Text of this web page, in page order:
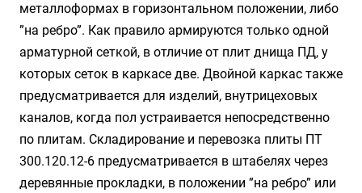
металлоформах в горизонтальном положении, либо
”на ребро”. Как правило армируются только одной
арматурной сеткой, в отличие от плит днища ПД, у
которых сеток в каркасе две. Двойной каркас также
предусматривается для изделий, внутрицеховых
каналов, когда пол устраивается непосредственно
по плитам. Складирование и перевозка плиты ПТ
300.120.12-6 предусматривается в штабелях через
деревянные прокладки, в положении ”на ребро” или